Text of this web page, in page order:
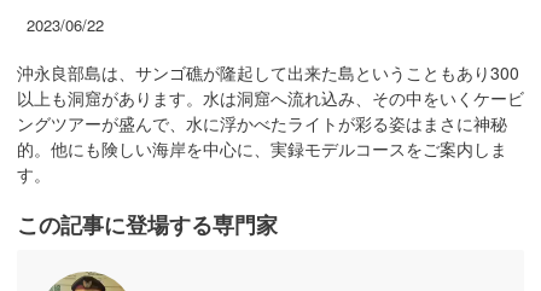
2023/06/22
沖永良部島は、サンゴ礁が隆起して出来た島ということもあり300
以上も洞窟があります。水は洞窟へ流れ込み、その中をいくケービ
ングツアーが盛んで、水に浮かべたライトが彩る姿はまさに神秘
的。他にも険しい海岸を中心に、実録モデルコースをご案内しま
す。
この記事に登場する専門家